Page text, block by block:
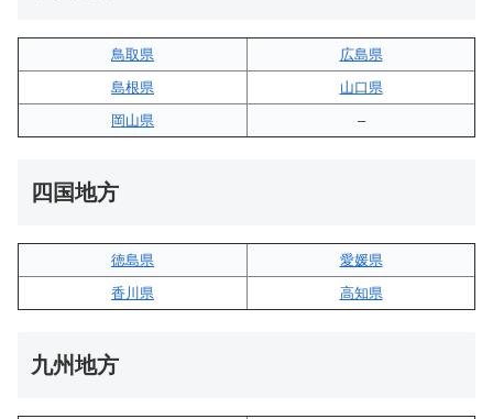
鳥取県
広島県
島根県
山口県
岡山県
–
四国地方
徳島県
愛媛県
香川県
高知県
九州地方